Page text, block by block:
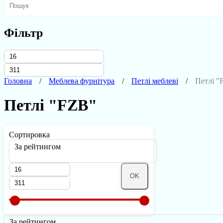
Фільтр
Головна Меблева фурнітура Петлі меблеві Петлі
Петлі "FZB"
Сортировка
За рейтингом
OK